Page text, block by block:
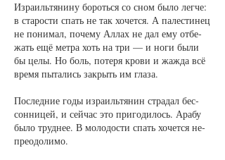
Из­ра­иль­тя­ни­ну бо­роть­ся со сном бы­ло лег­че:
в ста­рос­ти спать не так хо­чет­ся. А па­лес­ти­нец
не по­ни­мал, по­че­му Ал­лах не дал ему от­бе­
жать ещё мет­ра хоть на три — и но­ги бы­ли
бы це­лы. Но боль, по­те­ря кро­ви и жаж­да всё
вре­мя пы­та­лись за­крыть им гла­за.
По­след­ние го­ды из­ра­иль­тя­нин стра­дал бес­
сон­ни­цей, и сей­час это при­го­ди­лось. Ара­бу
бы­ло труд­нее. В мо­ло­дос­ти спать хо­чет­ся не­
пре­одо­ли­мо.